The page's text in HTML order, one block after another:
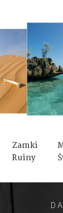
Zamki
Ruiny